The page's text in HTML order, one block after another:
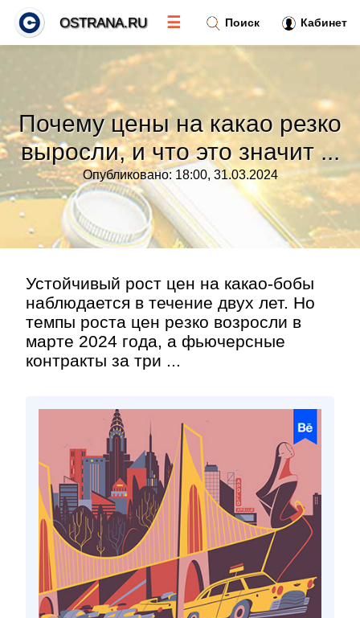
Почему цены на какао резко
выросли, и что это значит ...
Опубликовано: 18:00, 31.03.2024
Устойчивый рост цен на какао-бобы
наблюдается в течение двух лет. Но
темпы роста цен резко возросли в
марте 2024 года, а фьючерсные
контракты за три ...
Поиск Кабинет
OSTRANA.RU ☰
Тренды новостей»
Рубрики»
Правила»
Контакт»